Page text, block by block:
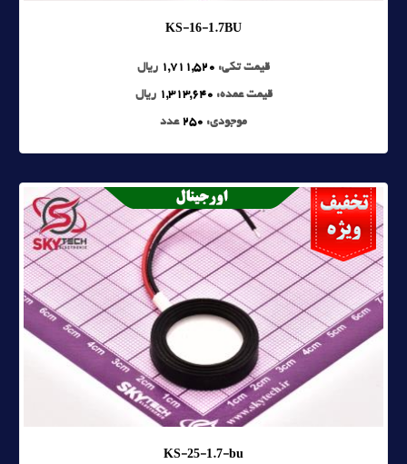
KS-16-1.7BU
قیمت تکی: 1,711,520 ریال
قیمت عمده: 1,313,640 ریال
موجودی: 250 عدد
KS-25-1.7-bu